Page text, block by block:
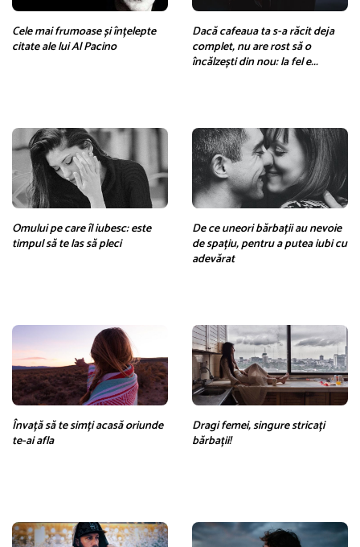
Cele mai frumoase și înțelepte
citate ale lui Al Pacino
Dacă cafeaua ta s-a răcit deja
complet, nu are rost să o
încălzești din nou: la fel e...
Omului pe care îl iubesc: este
timpul să te las să pleci
De ce uneori bărbații au nevoie
de spațiu, pentru a putea iubi cu
adevărat
Învață să te simți acasă oriunde
te-ai afla
Dragi femei, singure stricați
bărbații!